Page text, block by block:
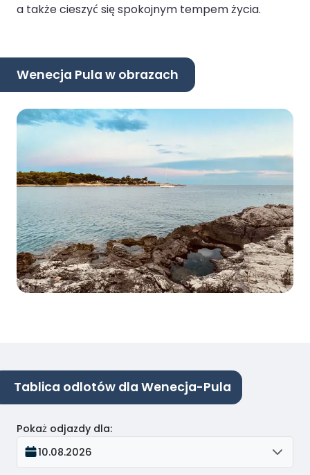
a także cieszyć się spokojnym tempem życia.
Wenecja Pula w obrazach
Tablica odlotów dla Wenecja-Pula
Pokaż odjazdy dla:
10.08.2026